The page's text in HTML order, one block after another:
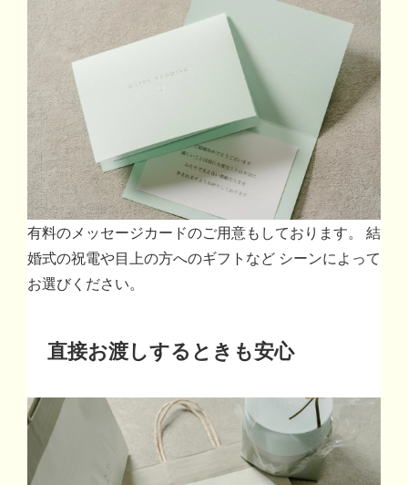
有料のメッセージカードのご用意もしております。 結
婚式の祝電や目上の方へのギフトなど シーンによって
お選びください。
直接お渡しするときも安心